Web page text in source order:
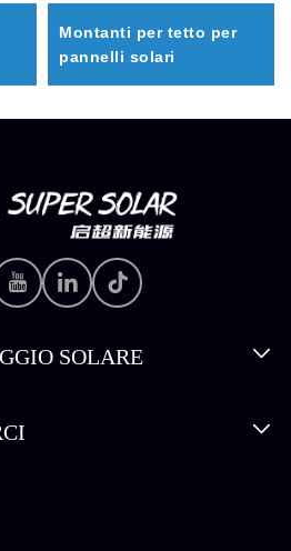
Montanti per tetto per
pannelli solari
SOLARE